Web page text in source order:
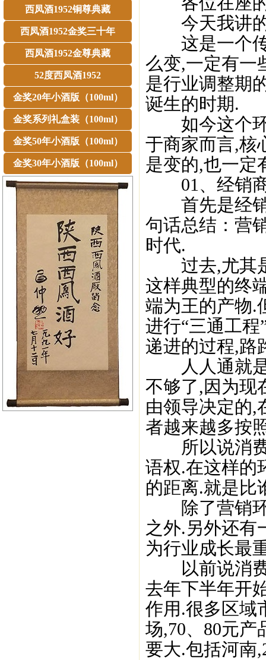
西凤酒1952铜尊典藏
西凤酒1952金奖三十年
西凤酒1952金尊典藏
52度西凤酒1952
金奖20年小酒版（100ml）
金奖系列礼盒装（100ml）
金奖50年小酒版（100ml）
金奖30年小酒版（100ml）
今天我讲的
这是一个传
么变,一定有一
是行业调整期
诞生的时期.
如今这个环
于商家而言,核
是变的,也一定
01、经销商
首先是经销
句话总结：营
时代.
过去,尤其是
这样典型的终
端为王的产物.
进行“三通工
递进的过程,路
人人通就是
不够了,因为现
由领导决定的,
者越来越多按
所以说消费
语权.在这样的
的距离.就是比
除了营销环
之外.另外还有
为行业成长最
以前说消费
去年下半年开
作用.很多区域
场,70、80元产
要大.包括河南